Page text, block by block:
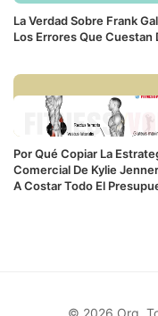
La Verdad Sobre Frank
Los Errores Que Cuestan
Por Qué Copiar La
Comercial De Kylie
A Costar Todo El
© 2026 Org.